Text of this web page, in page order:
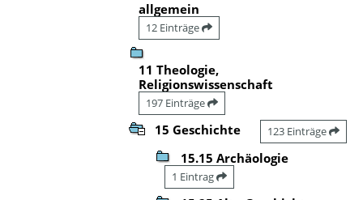
allgemein
12 Einträge
11 Theologie,
Religionswissenschaft
197 Einträge
15 Geschichte 123 Einträge
15.15 Archäologie
1 Eintrag